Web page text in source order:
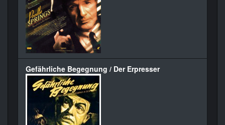
Gefährliche Begegnung / Der Erpresser